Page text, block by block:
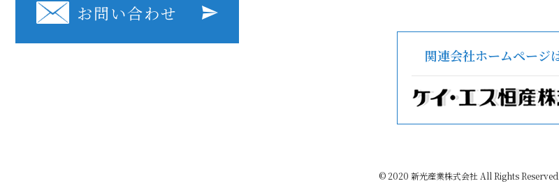
お問い合わせ
関連会社ホームページ
© 2020 新光産業株式会社 All Rights Reserved.